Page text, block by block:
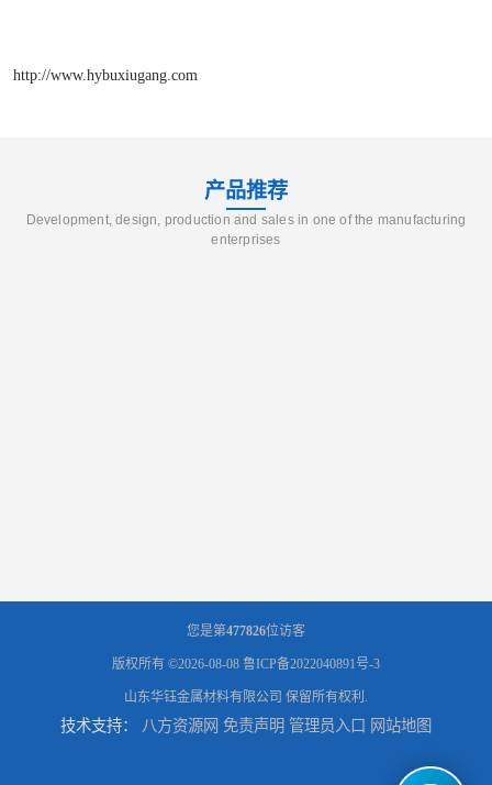
http://www.hybuxiugang.com
产品推荐
Development, design, production and sales in one of the manufacturing
enterprises
您是第477826位访客
版权所有 ©2026-08-08 鲁ICP备2022040891号-3
山东华钰金属材料有限公司 保留所有权利.
技术支持： 八方资源网 免责声明 管理员入口 网站地图